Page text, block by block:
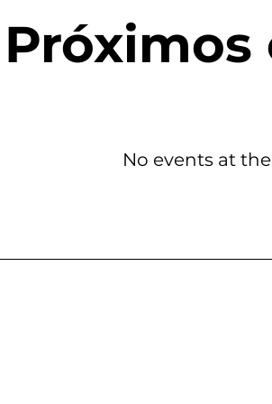
Próximos
No events at